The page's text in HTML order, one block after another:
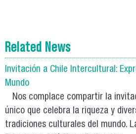
Related News
Invitación a Chile Intercultural:
Mundo
Nos complace compartir la
único que celebra la riqueza y
tradiciones culturales del mundo.